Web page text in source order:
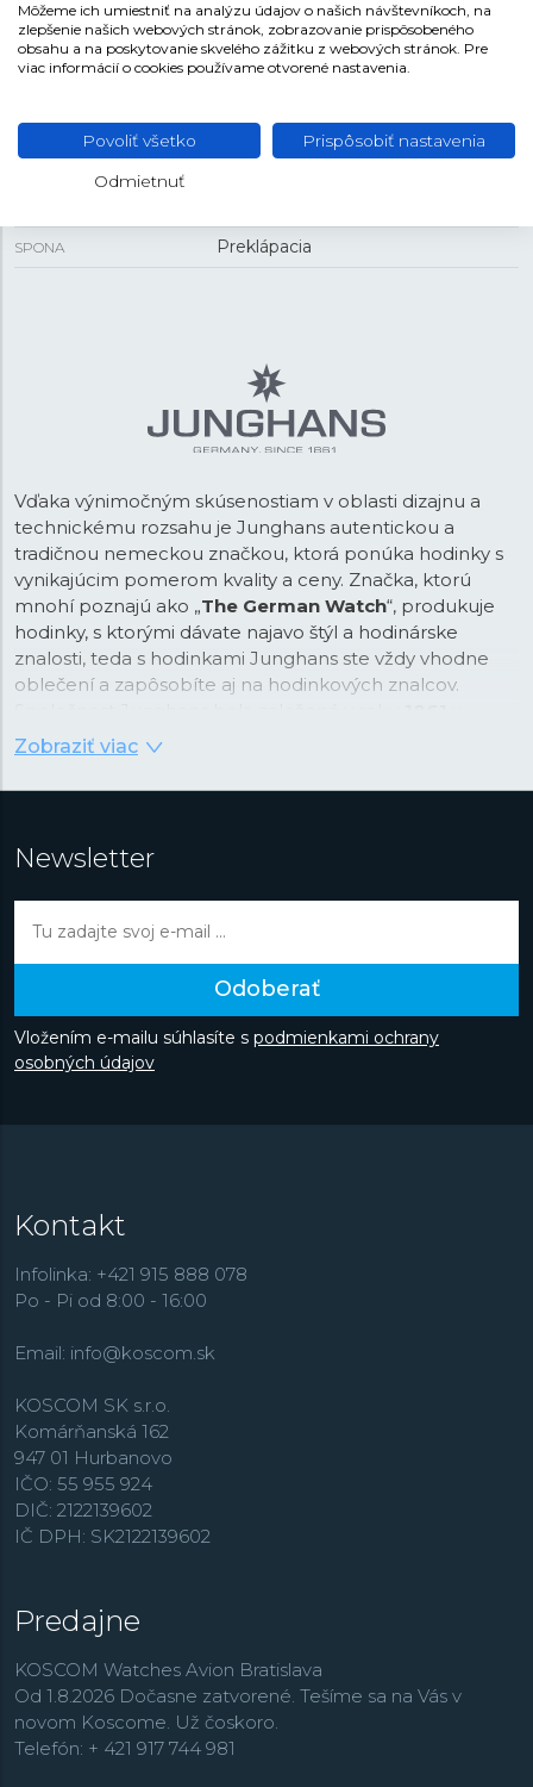
HRÚBKA 14,5 mm
Koža
SPONA Preklápacia
Vďaka výnimočným skúsenostiam v oblasti dizajnu a
technickému rozsahu je Junghans autentickou a
tradičnou nemeckou značkou, ktorá ponúka hodinky s
vynikajúcim pomerom kvality a ceny. Značka, ktorú
mnohí poznajú ako „The German Watch“, produkuje
hodinky, s ktorými dávate najavo štýl a hodinárske
znalosti, teda s hodinkami Junghans ste vždy vhodne
oblečení a zapôsobíte aj na hodinkových znalcov.
Schramberku v Čiernom lese a už viac ako 160 rokov je
symbolom precíznosti a dizajnu. V rámci svojej histórie si
na svoj vrub pripísala niekoľko prvenstiev. V roku 1903
chronometrov na svete a v roce 1972 bola značka
hrách v Mníchove a priekopníkom v oblasti merania
času. Dnes je značka s nálepkou „Made in Germany“
podvedomia zákazníkov sa dostala aj vďaka napojeniu
Do dnešného dňa vznikajú hodinky ovplyvnené týmto
smerom a najmä prácou
Zobraziť viac
Newsletter
Odoberať
Vložením e-mailu súhlasíte s podmienkami ochrany
osobných údajov
Kontakt
Infolinka: +421 915 888 078
Po - Pi od 8:00 - 16:00
Email: info@koscom.sk
KOSCOM SK s.r.o.
Komárňanská 162
947 01 Hurbanovo
IČO: 55 955 924
DIČ: 2122139602
IČ DPH: SK2122139602
Predajne
KOSCOM Watches Avion Bratislava
Od 1.8.2026 Dočasne zatvorené. Tešíme sa na Vás v
novom Koscome. Už čoskoro.
Telefón: + 421 917 744 981
Môžeme ich umiestniť na analýzu údajov o našich návštevníkoch, na
zlepšenie našich webových stránok, zobrazovanie prispôsobeného
obsahu a na poskytovanie skvelého zážitku z webových stránok. Pre
viac informácií o cookies používame otvorené nastavenia.
Povoliť všetko Prispôsobiť nastavenia
Odmietnuť